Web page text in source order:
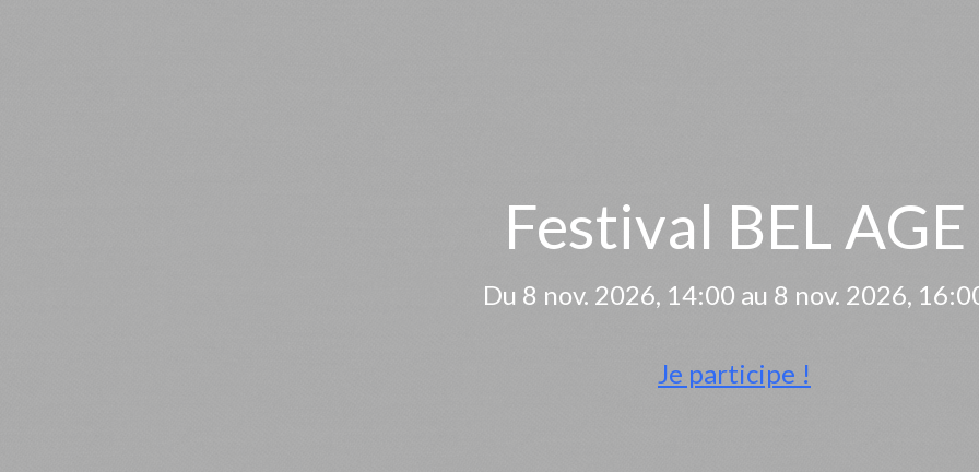
Festival BEL AGE
Du 8 nov. 2026, 14:00 au 8 nov. 2026,
Je participe !